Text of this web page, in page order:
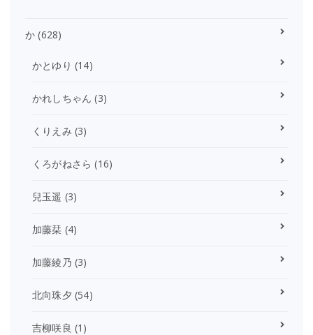
か (628)
かとゆり (14)
かれしちゃん (3)
くりえみ (3)
くろがねさら (16)
兒玉遥 (3)
加藤栞 (4)
加藤綾乃 (3)
北向珠夕 (54)
吉柳咲良 (1)